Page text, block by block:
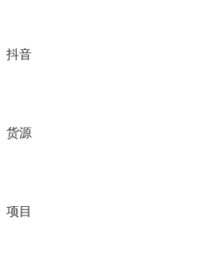
抖音
货源
项目